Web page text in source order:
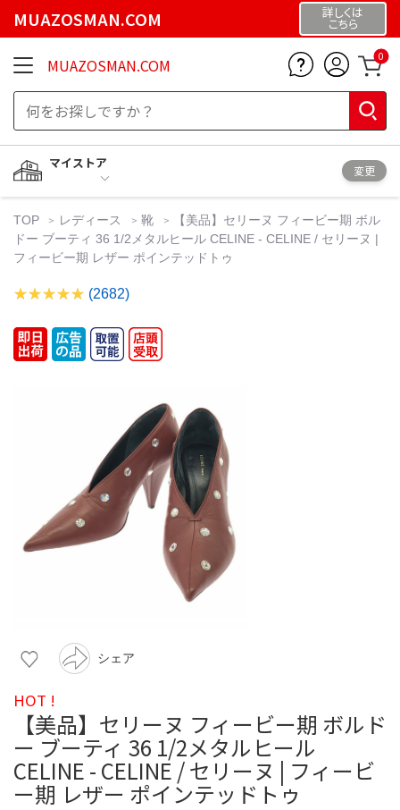
MUAZOSMAN.COM 詳しくは
こちら
MUAZOSMAN.COM 0
マイストア
変更
TOP レディース 靴
【美品】セリーヌ フィービー期 ボル
ドー ブーティ 36 1/2メタルヒール CELINE - CELINE / セリーヌ |
フィービー期 レザー ポインテッドトゥ
(2682)
シェア
HOT !
【美品】セリーヌ フィービー期 ボルド
ー ブーティ 36 1/2メタルヒール
CELINE - CELINE / セリーヌ | フィービ
ー期 レザー ポインテッドトゥ